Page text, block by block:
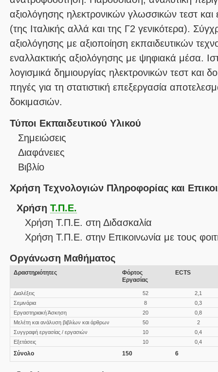
αξιολόγησης ηλεκτρονικών γλωσσικών τεστ
(της Ιταλικής αλλά και της Γ2 γενικότερα).
αξιολόγησης με αξιοποίηση εκπαιδευτικών
εναλλακτικής αξιολόγησης με ψηφιακά μέσα.
λογισμικά δημιουργίας ηλεκτρονικών τεστ και
πηγές για τη στατιστική επεξεργασία
δοκιμασιών.
Τύποι Εκπαιδευτικού Υλικού
Σημειώσεις
Διαφάνειες
Βιβλίο
Χρήση Τεχνολογιών Πληροφορίας και
Χρήση Τ.Π.Ε.
Χρήση Τ.Π.Ε. στη Διδασκαλία
Χρήση Τ.Π.Ε. στην Επικοινωνία με τους
Οργάνωση Μαθήματος
Δραστηριότητες
Φόρτος
Εργασίας
ECTS
Διαλέξεις 52
2,1
Σεμινάρια
8
0,3
Εργαστηριακή Άσκηση
20
0,8
Μελέτη και ανάλυση βιβλίων και άρθρων
50
2
Συγγραφή εργασίας / εργασιών
10
0,4
Εξετάσεις
10 0,4
Σύνολο 150 6